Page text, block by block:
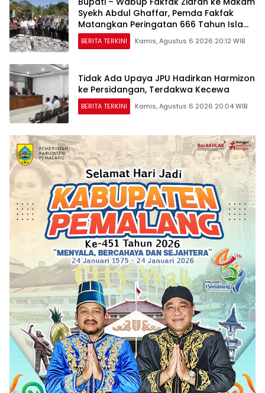
Syekh Abdul Ghaffar, Pemda Fakfak
Matangkan Peringatan 666 Tahun Islam
Masuk Tanah Papua
BERITA TERKINI Kamis, Agustus 6 2026 20:12 WIB
Tidak Ada Upaya JPU Hadirkan Harmizon
ke Persidangan, Terdakwa Kecewa
BERITA TERKINI Kamis, Agustus 6 2026 20:04 WIB